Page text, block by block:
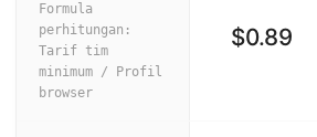
Formula
perhitungan:
Tarif tim
minimum / Profil
browser
$0.89